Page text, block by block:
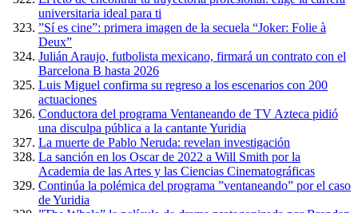
universitaria ideal para ti
”Sí es cine”: primera imagen de la secuela “Joker: Folie à
Deux”
Julián Araujo, futbolista mexicano, firmará un contrato con el
Barcelona B hasta 2026
Luis Miguel confirma su regreso a los escenarios con 200
actuaciones
Conductora del programa Ventaneando de TV Azteca pidió
una disculpa pública a la cantante Yuridia
La muerte de Pablo Neruda: revelan investigación
La sanción en los Oscar de 2022 a Will Smith por la
Academia de las Artes y las Ciencias Cinematográficas
Continúa la polémica del programa ”ventaneando” por el caso
de Yuridia